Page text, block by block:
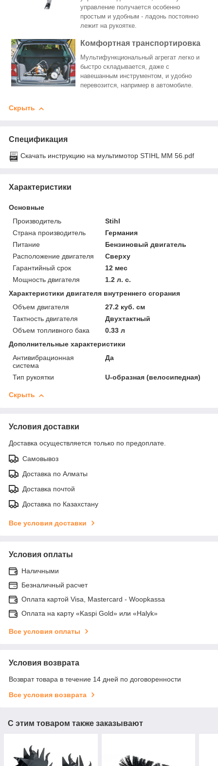
управление получается особенно
простым и удобным - ладонь постоянно
лежит на рукоятке.
Комфортная транспортировка
Мультифункциональный агрегат легко и
быстро складывается, даже с
навешанным инструментом, и удобно
перевозится, например в автомобиле.
Скрыть
Спецификация
Скачать инструкцию на мультимотор STIHL MM 56.pdf
Характеристики
Основные
Производитель
Stihl
Страна производитель
Германия
Питание
Бензиновый двигатель
Расположение двигателя
Сверху
Гарантийный срок
12 мес
Мощность двигателя
1.2 л. с.
Характеристики двигателя внутреннего сгорания
Объем двигателя
27.2 куб. см
Тактность двигателя
Двухтактный
Объем топливного бака
0.33 л
Дополнительные характеристики
Антивибрационная
система
Да
Тип рукоятки U-образная (велосипедная)
Скрыть
Условия доставки
Доставка осуществляется только по предоплате.
Самовывоз
Доставка по Алматы
Доставка почтой
Доставка по Казахстану
Все условия доставки
Условия оплаты
Наличными
Безналичный расчет
Оплата картой Visa, Mastercard - Woopkassa
Оплата на карту «Kaspi Gold» или «Halyk»
Все условия оплаты
Условия возврата
Возврат товара в течение 14 дней по договоренности
Все условия возврата
С этим товаром также заказывают